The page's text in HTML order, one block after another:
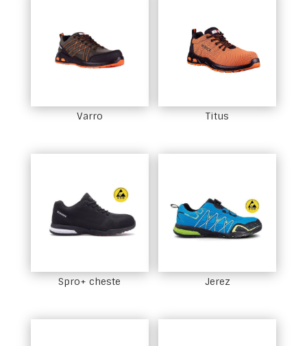
Varro Titus
Spro+ cheste Jerez